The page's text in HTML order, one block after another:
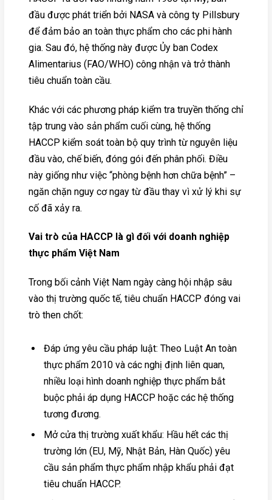
đầu được phát triển bởi NASA và công ty Pillsbury
để đảm bảo an toàn thực phẩm cho các phi hành
gia. Sau đó, hệ thống này được Ủy ban Codex
Alimentarius (FAO/WHO) công nhận và trở thành
tiêu chuẩn toàn cầu.
Khác với các phương pháp kiểm tra truyền thống chỉ
tập trung vào sản phẩm cuối cùng, hệ thống
HACCP kiểm soát toàn bộ quy trình từ nguyên liệu
đầu vào, chế biến, đóng gói đến phân phối. Điều
này giống như việc “phòng bệnh hơn chữa bệnh” –
ngăn chặn nguy cơ ngay từ đầu thay vì xử lý khi sự
cố đã xảy ra.
Vai trò của HACCP là gì đối với doanh nghiệp
thực phẩm Việt Nam
Trong bối cảnh Việt Nam ngày càng hội nhập sâu
vào thị trường quốc tế, tiêu chuẩn HACCP đóng vai
trò then chốt:
Đáp ứng yêu cầu pháp luật: Theo Luật An toàn
thực phẩm 2010 và các nghị định liên quan,
nhiều loại hình doanh nghiệp thực phẩm bắt
buộc phải áp dụng HACCP hoặc các hệ thống
tương đương.
Mở cửa thị trường xuất khẩu: Hầu hết các thị
trường lớn (EU, Mỹ, Nhật Bản, Hàn Quốc) yêu
cầu sản phẩm thực phẩm nhập khẩu phải đạt
tiêu chuẩn HACCP.